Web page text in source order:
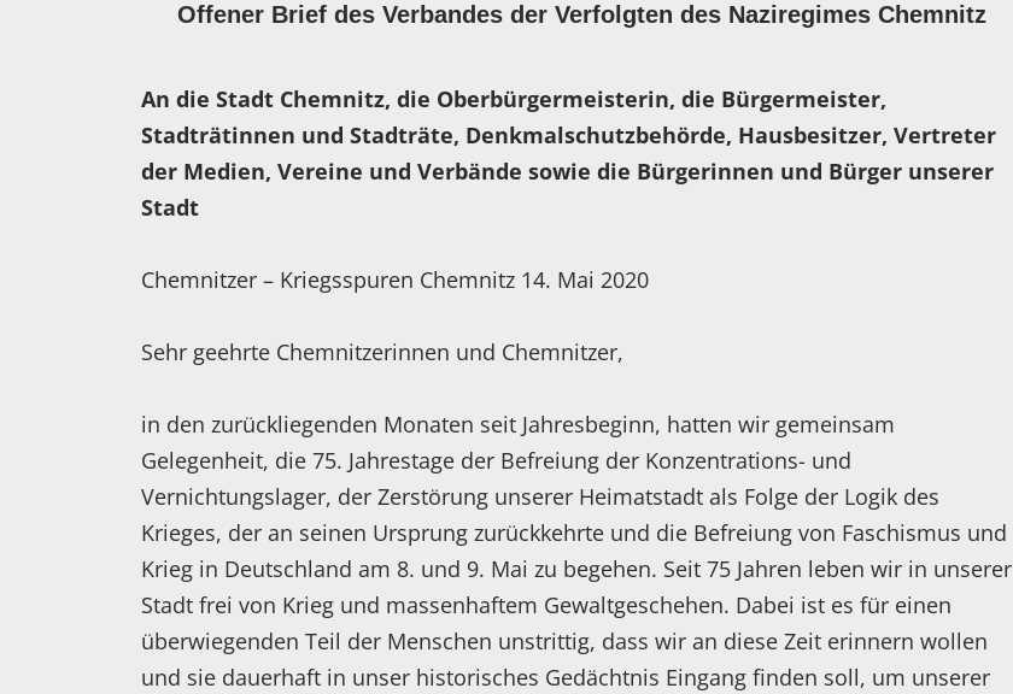
Offener Brief des Verbandes der Verfolgten des Naziregimes Chemnitz
An die Stadt Chemnitz, die Oberbürgermeisterin, die Bürgermeister,
Stadträtinnen und Stadträte, Denkmalschutzbehörde, Hausbesitzer, Vertreter
der Medien, Vereine und Verbände sowie die Bürgerinnen und Bürger unserer
Stadt
Chemnitzer – Kriegsspuren Chemnitz 14. Mai 2020
Sehr geehrte Chemnitzerinnen und Chemnitzer,
in den zurückliegenden Monaten seit Jahresbeginn, hatten wir gemeinsam
Gelegenheit, die 75. Jahrestage der Befreiung der Konzentrations- und
Vernichtungslager, der Zerstörung unserer Heimatstadt als Folge der Logik des
Krieges, der an seinen Ursprung zurückkehrte und die Befreiung von Faschismus und
Krieg in Deutschland am 8. und 9. Mai zu begehen. Seit 75 Jahren leben wir in unserer
Stadt frei von Krieg und massenhaftem Gewaltgeschehen. Dabei ist es für einen
überwiegenden Teil der Menschen unstrittig, dass wir an diese Zeit erinnern wollen
und sie dauerhaft in unser historisches Gedächtnis Eingang finden soll, um unserer